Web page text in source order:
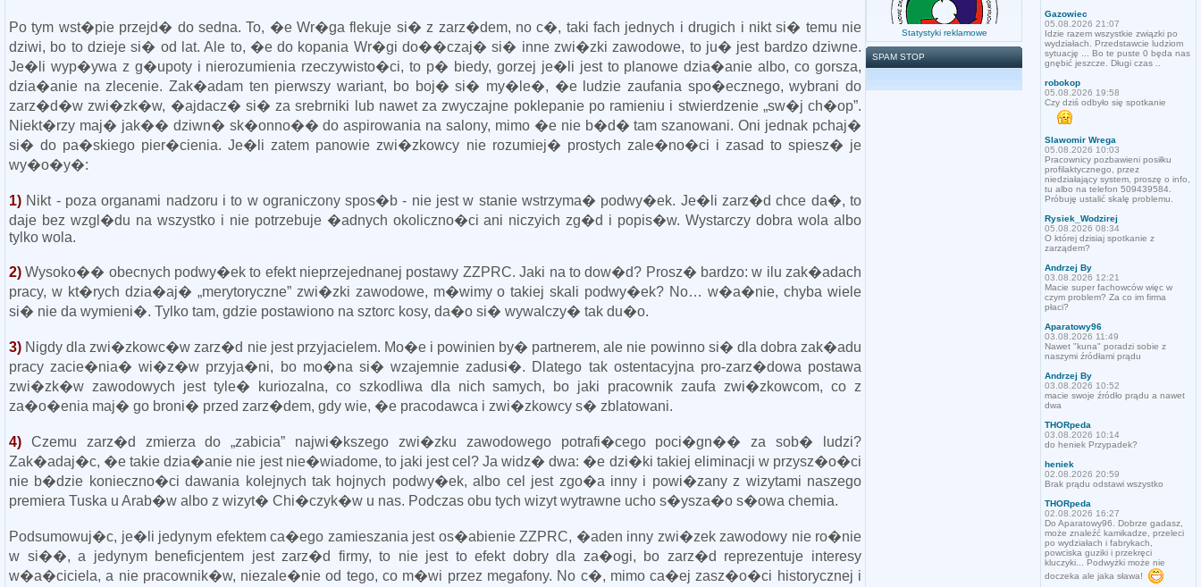
Po tym wst�pie przejd� do sedna. To, �e Wr�ga flekuje si� z zarz�dem, no c�, taki fach jednych i drugich i nikt si� temu nie
dziwi, bo to dzieje si� od lat. Ale to, �e do kopania Wr�gi do��czaj� si� inne zwi�zki zawodowe, to ju� jest bardzo dziwne.
Je�li wyp�ywa z g�upoty i nierozumienia rzeczywisto�ci, to p� biedy, gorzej je�li jest to planowe dzia�anie albo, co gorsza,
dzia�anie na zlecenie. Zak�adam ten pierwszy wariant, bo boj� si� my�le�, �e ludzie zaufania spo�ecznego, wybrani do
zarz�d�w zwi�zk�w, �ajdacz� si� za srebrniki lub nawet za zwyczajne poklepanie po ramieniu i stwierdzenie „sw�j ch�op”.
Niekt�rzy maj� jak�� dziwn� sk�onno�� do aspirowania na salony, mimo �e nie b�d� tam szanowani. Oni jednak pchaj�
si� do pa�skiego pier�cienia. Je�li zatem panowie zwi�zkowcy nie rozumiej� prostych zale�no�ci i zasad to spiesz� je
wy�o�y�:
1) Nikt - poza organami nadzoru i to w ograniczony spos�b - nie jest w stanie wstrzyma� podwy�ek. Je�li zarz�d chce da�, to
daje bez wzgl�du na wszystko i nie potrzebuje �adnych okoliczno�ci ani niczyich zg�d i popis�w. Wystarczy dobra wola albo
tylko wola.
2)Wysoko�� obecnych podwy�ek to efekt nieprzejednanej postawy ZZPRC. Jaki na to dow�d? Prosz� bardzo: w ilu zak�adach
pracy, w kt�rych dzia�aj� „merytoryczne” zwi�zki zawodowe, m�wimy o takiej skali podwy�ek? No… w�a�nie, chyba wiele
si� nie da wymieni�. Tylko tam, gdzie postawiono na sztorc kosy, da�o si� wywalczy� tak du�o.
3) Nigdy dla zwi�zkowc�w zarz�d nie jest przyjacielem. Mo�e i powinien by� partnerem, ale nie powinno si� dla dobra zak�adu
pracy zacie�nia� wi�z�w przyja�ni, bo mo�na si� wzajemnie zadusi�. Dlatego tak ostentacyjna pro-zarz�dowa postawa
zwi�zk�w zawodowych jest tyle� kuriozalna, co szkodliwa dla nich samych, bo jaki pracownik zaufa zwi�zkowcom, co z
za�o�enia maj� go broni� przed zarz�dem, gdy wie, �e pracodawca i zwi�zkowcy s� zblatowani.
4) Czemu zarz�d zmierza do „zabicia” najwi�kszego zwi�zku zawodowego potrafi�cego poci�gn�� za sob� ludzi?
Zak�adaj�c, �e takie dzia�anie nie jest nie�wiadome, to jaki jest cel? Ja widz� dwa: �e dzi�ki takiej eliminacji w przysz�o�ci
nie b�dzie konieczno�ci dawania kolejnych tak hojnych podwy�ek, albo cel jest zgo�a inny i powi�zany z wizytami naszego
premiera Tuska u Arab�w albo z wizyt� Chi�czyk�w u nas. Podczas obu tych wizyt wytrawne ucho s�ysza�o s�owa chemia.
Podsumowuj�c, je�li jedynym efektem ca�ego zamieszania jest os�abienie ZZPRC, �aden inny zwi�zek zawodowy nie ro�nie
w si��, a jedynym beneficjentem jest zarz�d firmy, to nie jest to efekt dobry dla za�ogi, bo zarz�d reprezentuje interesy
w�a�ciciela, a nie pracownik�w, niezale�nie od tego, co m�wi przez megafony. No c�, mimo ca�ej zasz�o�ci historycznej i
Statystyki reklamowe
SPAM STOP
Gazowiec
05.08.2026 21:07
Idzie razem wszystkie związki po
wydziałach. Przedstawcie ludziom
sytuację ... Bo te puste 0 będa nas
gnębić jeszcze. Długi czas ..
robokop
05.08.2026 19:58
Czy dziś odbyło się spotkanie
Slawomir Wrega
05.08.2026 10:03
Pracownicy pozbawieni posiłku
profilaktycznego, przez
niedziałający system, proszę o info,
tu albo na telefon 509439584.
Próbuję ustalić skalę problemu.
Rysiek_Wodzirej
05.08.2026 08:34
O której dzisiaj spotkanie z
zarządem?
Andrzej By
03.08.2026 12:21
Macie super fachowców więc w
czym problem? Za co im firma
płaci?
Aparatowy96
03.08.2026 11:49
Nawet "kuna" poradzi sobie z
naszymi źródłami prądu
Andrzej By
03.08.2026 10:52
macie swoje źródło prądu a nawet
dwa
THORpeda
03.08.2026 10:14
do heniek Przypadek?
heniek
02.08.2026 20:59
Brak prądu odstawi wszystko
THORpeda
02.08.2026 16:27
Do Aparatowy96. Dobrze gadasz,
może znaleźć kamikadze, przeleci
po wydziałach i fabrykach,
powciska guziki i przekręci
kluczyki... Podwyżki może nie
doczeka ale jaka sława!